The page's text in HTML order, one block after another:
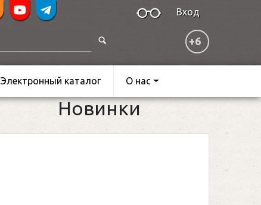
Вход
+6
Электронный каталог О нас
Новинки